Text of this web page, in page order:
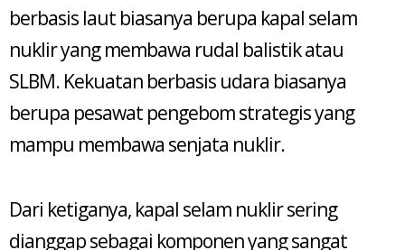
berbasis laut biasanya berupa kapal selam
nuklir yang membawa rudal balistik atau
SLBM. Kekuatan berbasis udara biasanya
berupa pesawat pengebom strategis yang
mampu membawa senjata nuklir.
Dari ketiganya, kapal selam nuklir sering
dianggap sebagai komponen yang sangat